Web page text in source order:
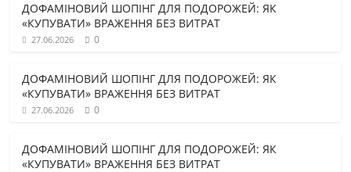
ДОФАМІНОВИЙ ШОПІНГ ДЛЯ ПОДОРОЖЕЙ: ЯК
«КУПУВАТИ» ВРАЖЕННЯ БЕЗ ВИТРАТ
27.06.2026 0
ДОФАМІНОВИЙ ШОПІНГ ДЛЯ ПОДОРОЖЕЙ: ЯК
«КУПУВАТИ» ВРАЖЕННЯ БЕЗ ВИТРАТ
27.06.2026 0
ДОФАМІНОВИЙ ШОПІНГ ДЛЯ ПОДОРОЖЕЙ: ЯК
«КУПУВАТИ» ВРАЖЕННЯ БЕЗ ВИТРАТ